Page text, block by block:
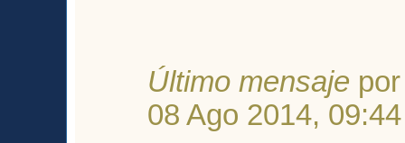
Último mensaje
08 Ago 2014, 09:44